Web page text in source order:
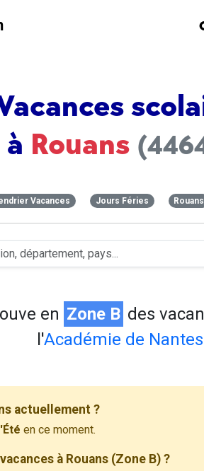
à Rouans
Vacances Jours Féries Rouans
en Zone B des
l'Académie de Nantes
actuellement ?
en ce moment.
à Rouans (Zone B) ?